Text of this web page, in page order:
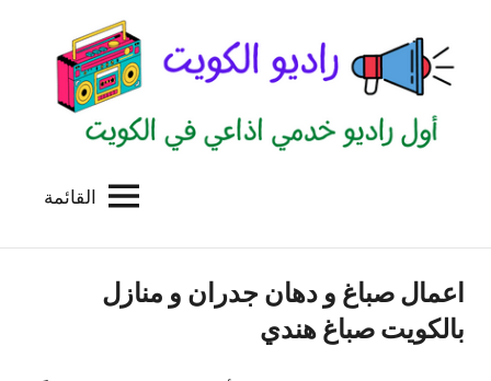
المحتوى
الكويت
للاعلانات
الخدمية
بالكويت
القائمة
اعمال صباغ و دهان جدران و منازل
بالكويت صباغ هندي